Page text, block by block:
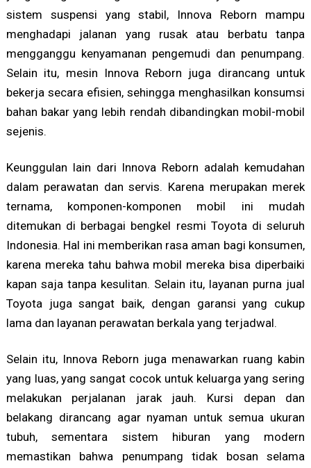
sistem suspensi yang stabil, Innova Reborn mampu
menghadapi jalanan yang rusak atau berbatu tanpa
mengganggu kenyamanan pengemudi dan penumpang.
Selain itu, mesin Innova Reborn juga dirancang untuk
bekerja secara efisien, sehingga menghasilkan konsumsi
bahan bakar yang lebih rendah dibandingkan mobil-mobil
sejenis.
Keunggulan lain dari Innova Reborn adalah kemudahan
dalam perawatan dan servis. Karena merupakan merek
ternama, komponen-komponen mobil ini mudah
ditemukan di berbagai bengkel resmi Toyota di seluruh
Indonesia. Hal ini memberikan rasa aman bagi konsumen,
karena mereka tahu bahwa mobil mereka bisa diperbaiki
kapan saja tanpa kesulitan. Selain itu, layanan purna jual
Toyota juga sangat baik, dengan garansi yang cukup
lama dan layanan perawatan berkala yang terjadwal.
Selain itu, Innova Reborn juga menawarkan ruang kabin
yang luas, yang sangat cocok untuk keluarga yang sering
melakukan perjalanan jarak jauh. Kursi depan dan
belakang dirancang agar nyaman untuk semua ukuran
tubuh, sementara sistem hiburan yang modern
memastikan bahwa penumpang tidak bosan selama